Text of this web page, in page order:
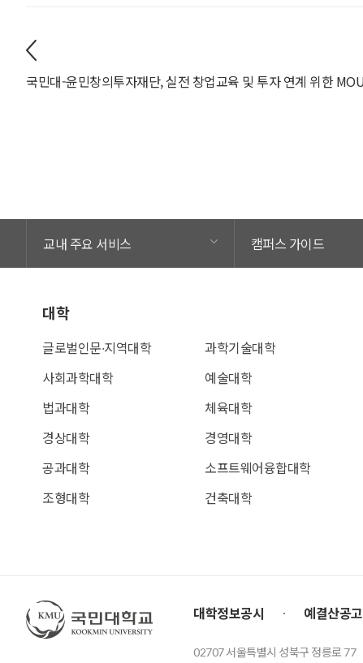
교내 주요 서비스 캠퍼스 가이드
대학
글로벌인문∙지역대학
사회과학대학
법과대학
경상대학
공과대학
조형대학
과학기술대학
예술대학
체육대학
경영대학
소프트웨어융합대학
건축대학
국민대학교 대학정보공시 예결산공고
02707 서울특별시 성북구 정릉로 77